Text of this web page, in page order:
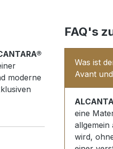
FAQ's
moderne
Was ist
Avant
eine
wird,